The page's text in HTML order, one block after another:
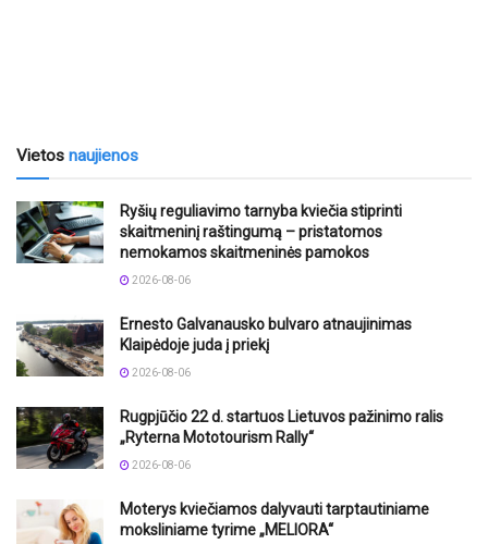
Vietos naujienos
Ryšių reguliavimo tarnyba kviečia stiprinti
skaitmeninį raštingumą – pristatomos
nemokamos skaitmeninės pamokos
2026-08-06
Ernesto Galvanausko bulvaro atnaujinimas
Klaipėdoje juda į priekį
2026-08-06
Rugpjūčio 22 d. startuos Lietuvos pažinimo ralis
„Ryterna Mototourism Rally“
2026-08-06
Moterys kviečiamos dalyvauti tarptautiniame
moksliniame tyrime „MELIORA“